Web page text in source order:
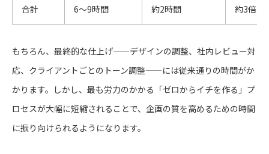
合計 6〜9時間 約2時間 約3倍速
もちろん、最終的な仕上げ——デザインの調整、社内レビュー対
応、クライアントごとのトーン調整——には従来通りの時間がか
かります。しかし、最も労力のかかる「ゼロからイチを作る」プ
ロセスが大幅に短縮されることで、企画の質を高めるための時間
に振り向けられるようになります。